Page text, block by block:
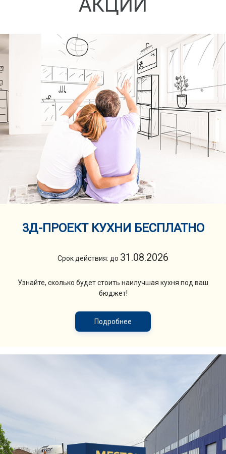
АКЦИИ
3Д-ПРОЕКТ КУХНИ БЕСПЛАТНО
Срок действия: до 31.08.2026
Узнайте, сколько будет стоить наилучшая кухня под ваш
бюджет!
Подробнее